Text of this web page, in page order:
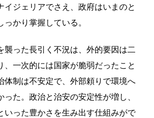
イジェリアでさえ、政府はいまのと
っかり掌握している。
襲った長引く不況は、外的要因は二
、一次的には国家が脆弱だったこと
体制は不安定で、外部頼りで環境へ
た。政治と治安の安定性が増し、
いった豊かさを生み出す仕組みがで